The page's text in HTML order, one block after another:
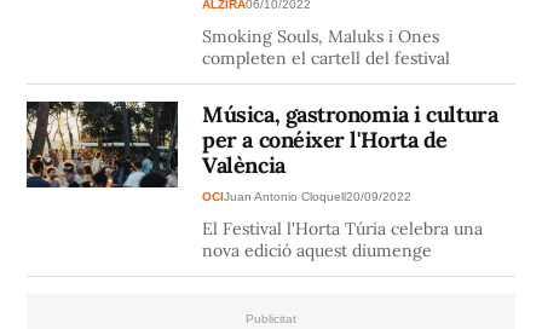
ALZIRA06/10/2022
Smoking Souls, Maluks i Ones
completen el cartell del festival
Música, gastronomia i cultura
per a conéixer l'Horta de
València
OCIJuan Antonio Cloquell20/09/2022
El Festival l'Horta Túria celebra una
nova edició aquest diumenge